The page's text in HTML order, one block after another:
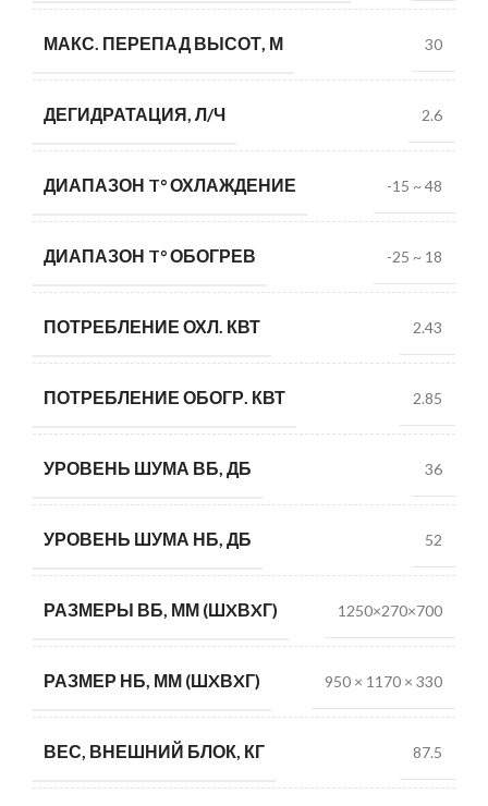
МАКС. ПЕРЕПАД ВЫСОТ, М 30
ДЕГИДРАТАЦИЯ, Л/Ч 2.6
ДИАПАЗОН T° ОХЛАЖДЕНИЕ -15 ~ 48
ДИАПАЗОН T° ОБОГРЕВ -25 ~ 18
ПОТРЕБЛЕНИЕ ОХЛ. КВТ 2.43
ПОТРЕБЛЕНИЕ ОБОГР. КВТ 2.85
УРОВЕНЬ ШУМА ВБ, ДБ 36
УРОВЕНЬ ШУМА НБ, ДБ 52
РАЗМЕРЫ ВБ, ММ (ШXВXГ) 1250×270×700
РАЗМЕР НБ, ММ (ШXВXГ) 950 × 1170 × 330
ВЕС, ВНЕШНИЙ БЛОК, КГ 87.5